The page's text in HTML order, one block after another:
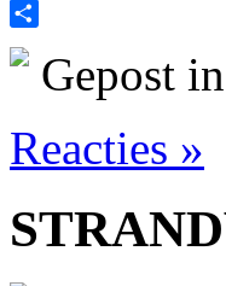
Print
Gepost in
Reacties »